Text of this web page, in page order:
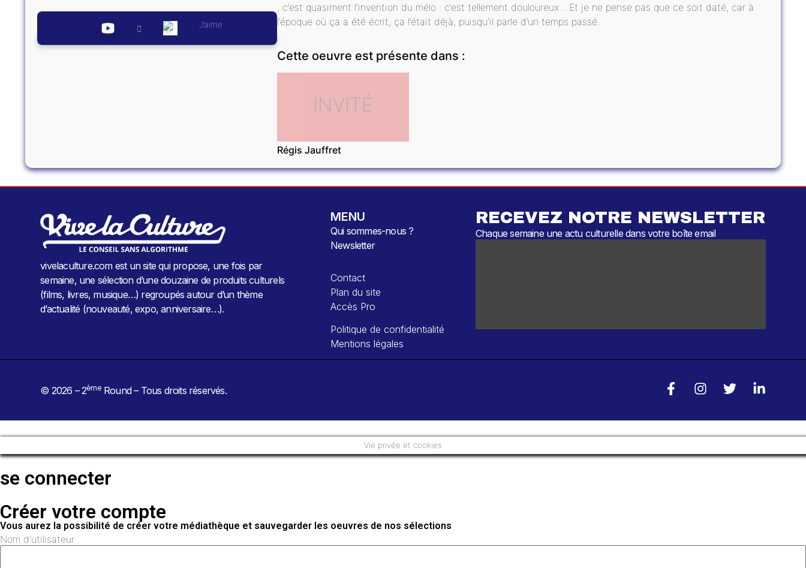
J’aime
, c’est quasiment l’invention du mélo : c’est tellement douloureux... Et je ne pense pas que ce soit daté, car à
l’époque où ça a été écrit, ça l’était déjà, puisqu’il parle d’un temps passé.
Cette oeuvre est présente dans :
INVITÉ
Régis Jauffret
vivelaculture.com est un site qui propose, une fois par
semaine, une sélection d’une douzaine de produits culturels
(films, livres, musique…) regroupés autour d’un thème
d’actualité (nouveauté, expo, anniversaire…).
MENU
Qui sommes-nous ?
Newsletter
Contact
Plan du site
Accès Pro
Politique de confidentialité
Mentions légales
RECEVEZ NOTRE NEWSLETTER
Chaque semaine une actu culturelle dans votre boîte email
© 2026 – 2èmeRound – Tous droits réservés.
Vie privée et cookies
se connecter
Créer votre compte
Vous aurez la possibilité de créer votre médiathèque et sauvegarder les oeuvres de nos sélections
Nom d'utilisateur